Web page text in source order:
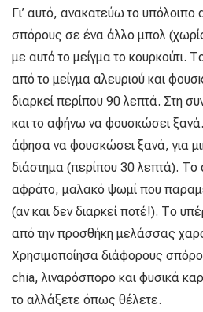
Γι’ αυτό, ανακατεύω το υπόλοιπο
σπόρους σε ένα άλλο μπολ
με αυτό το μείγμα το κουρκούτι.
από το μείγμα αλευριού και
διαρκεί περίπου 90 λεπτά. Στη
και το αφήνω να φουσκώσει
άφησα να φουσκώσει ξανά, για
διάστημα (περίπου 30 λεπτά). Το
αφράτο, μαλακό ψωμί που
(αν και δεν διαρκεί ποτέ!). Το
από την προσθήκη μελάσσας
Χρησιμοποίησα διάφορους
chia, λιναρόσπορο και φυσικά
το αλλάξετε όπως θέλετε.